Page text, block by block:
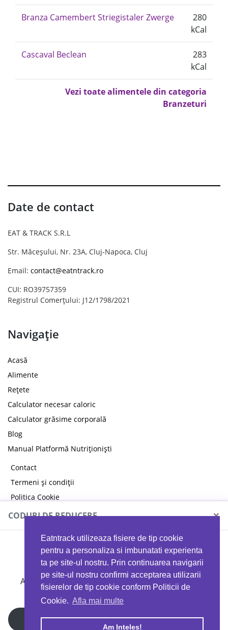
Eatntrack utilizeaza fisiere de tip cookie
pentru a personaliza si imbunatati experienta
ta pe site-ul nostru. Prin continuarea navigarii
pe site-ul nostru confirmi acceptarea utilizarii
fisierelor de tip cookie conform Politicii de
Cookie. Afla mai multe
Am Inteles!
Branza Camembert Striegistaler Zwerge
280
kCal
Cascaval Beclean
283
kCal
Vezi toate alimentele din categoria
Branzeturi
Date de contact
EAT & TRACK S.R.L
Str. Măceșului, Nr. 23A, Cluj-Napoca, Cluj
Email: contact@eatntrack.ro
CUI: RO39757359
Registrul Comerțului: J12/1798/2021
Navigație
Acasă
Alimente
Rețete
Calculator necesar caloric
Calculator grăsime corporală
Blog
Manual Platformă Nutriționiști
Contact
Termeni și condiții
Politica Cookie
Politica de confidențialitate
CODURI DE REDUCERE ×
MYPROTEIN
Ai 40%reducere la orice comandă folosind codul
EATTRACK
Profită acum